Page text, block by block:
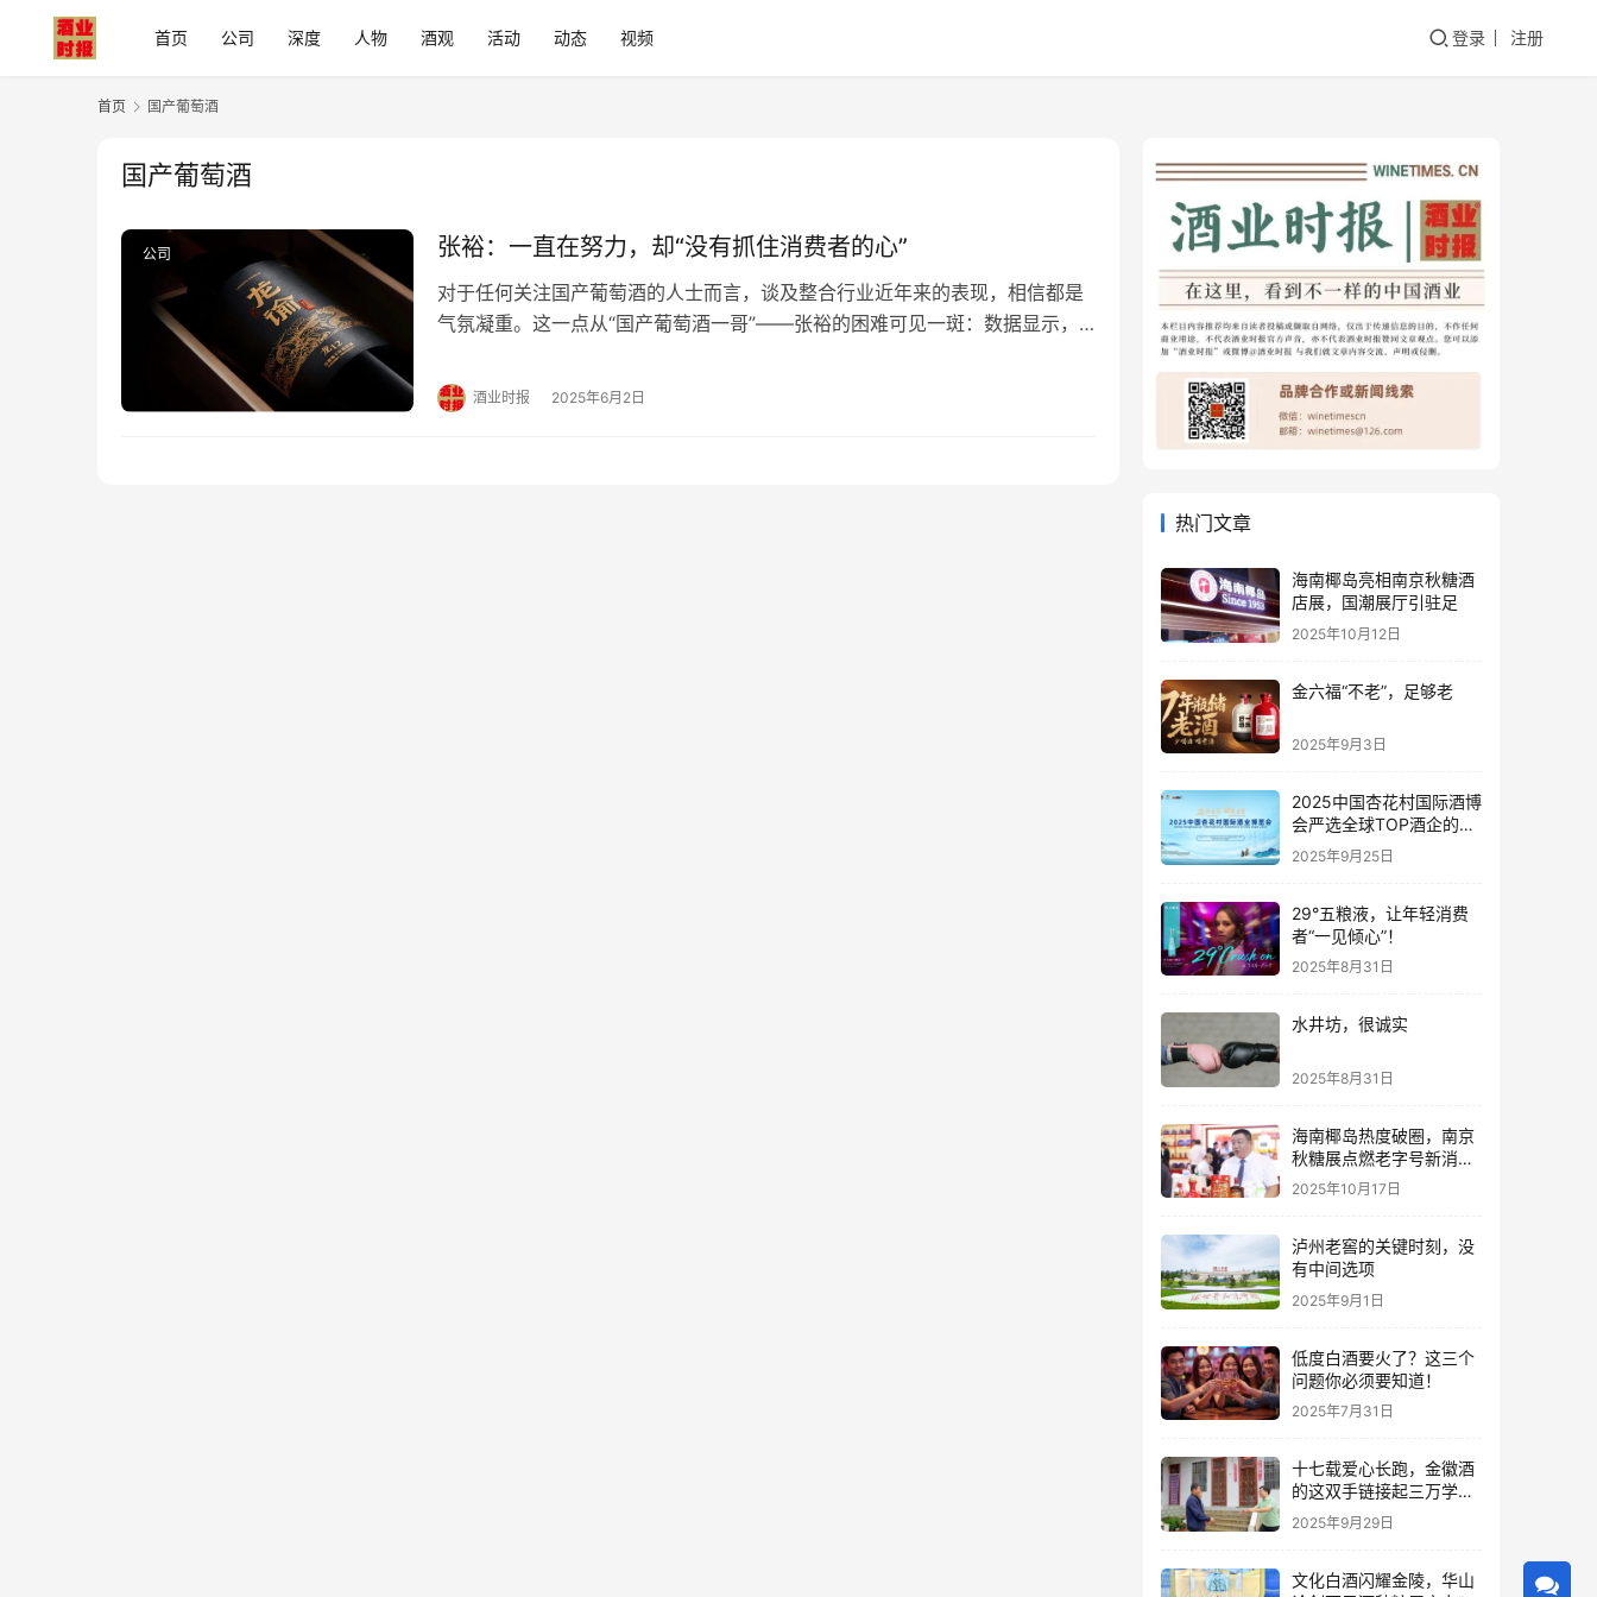
首页 公司 深度 人物 酒观 活动 动态 视频 登录 注册
首页 国产葡萄酒
国产葡萄酒
公司 张裕：一直在努力，却“没有抓住消费者的心”
对于任何关注国产葡萄酒的人士而言，谈及整合行业近年来的表现，相信都是
气氛凝重。这一点从“国产葡萄酒一哥”——张裕的困难可见一斑：数据显示，
平。 对于张裕来讲，这份表面平静的数据延续了2024年的颓势：2024年全年
营收32.77亿元，同比下降25.26%，净利润暴跌42.68%至3.…
酒业时报 2025年6月2日
热门文章
海南椰岛亮相南京秋糖酒
店展，国潮展厅引驻足
2025年10月12日
金六福“不老”，足够老
2025年9月3日
2025中国杏花村国际酒博
会严选全球TOP酒企的底
气何在？
2025年9月25日
29°五粮液，让年轻消费
者“一见倾心”！
2025年8月31日
水井坊，很诚实
2025年8月31日
海南椰岛热度破圈，南京
秋糖展点燃老字号新消费
热潮
2025年10月17日
泸州老窖的关键时刻，没
有中间选项
2025年9月1日
低度白酒要火了？这三个
问题你必须要知道！
2025年7月31日
十七载爱心长跑，金徽酒
的这双手链接起三万学子
的人生路
2025年9月29日
文化白酒闪耀金陵，华山